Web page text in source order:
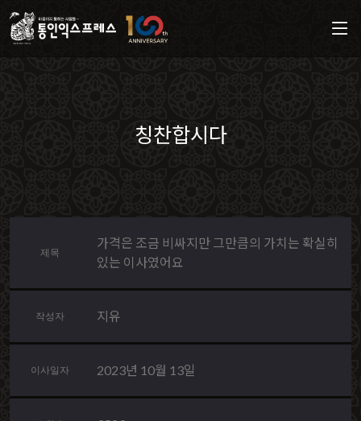
칭찬합시다
제목
가격은 조금 비싸지만 그만큼의 가치는 확실히
있는 이사였어요
작성자 지유
이사일자 2023년 10월 13일